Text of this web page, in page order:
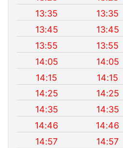
13:35
13:35
13:45
13:45
13:55
13:55
14:05
14:05
14:15
14:15
14:25
14:25
14:35
14:35
14:46
14:46
14:57
14:57